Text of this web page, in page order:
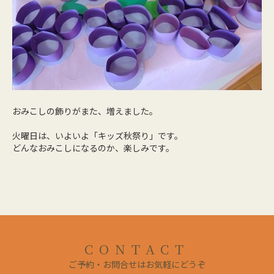
おみこしの飾りがまた、増えました。
火曜日は、いよいよ「キッズ秋祭り」です。
どんなおみこしになるのか、楽しみです。
CONTACT
ご予約・お問合せはお気軽にどうぞ